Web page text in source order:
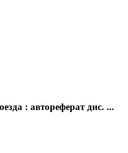
: автореферат дис. ...